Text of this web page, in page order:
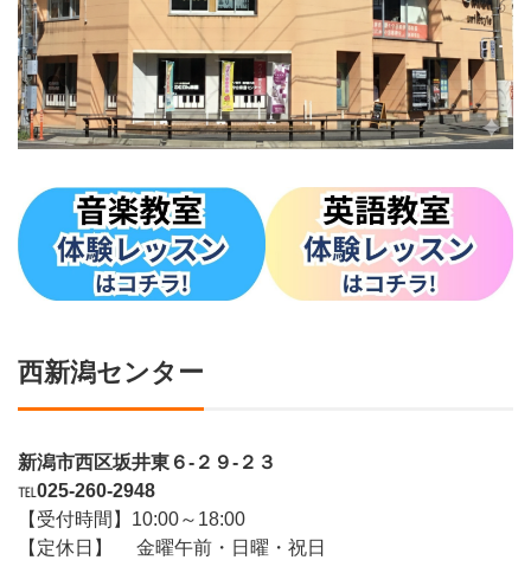
西新潟センター
新潟市西区坂井東６-２９-２３
℡025-260-2948
【受付時間】10:00～18:00
【定休日】 金曜午前・日曜・祝日